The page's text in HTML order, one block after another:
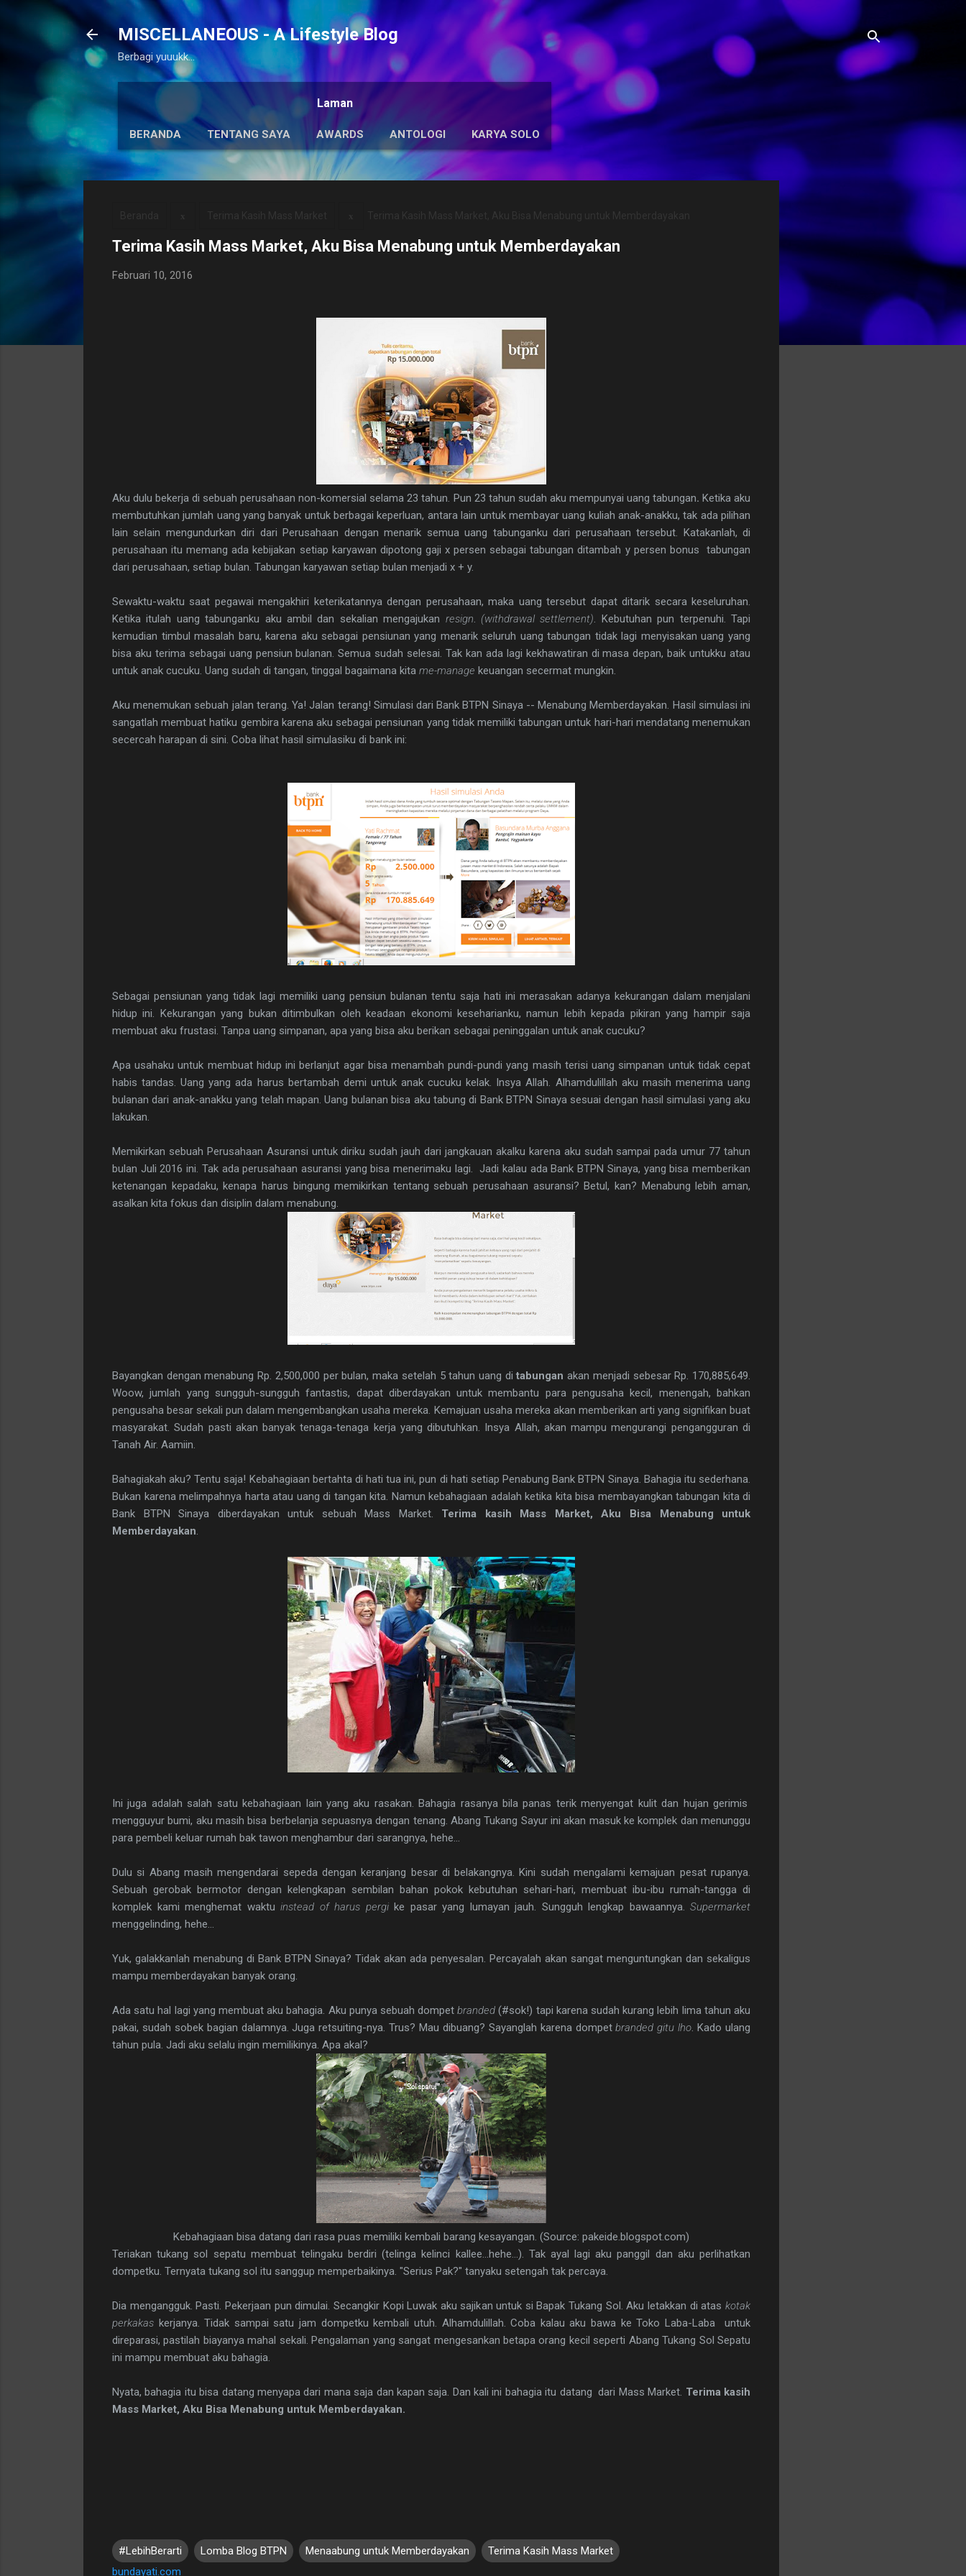
Langsung ke konten utama
MISCELLANEOUS - A Lifestyle Blog
Berbagi yuuukk...
Laman
BERANDA TENTANG SAYA AWARDS ANTOLOGI KARYA SOLO
Terima Kasih Mass Market, Aku Bisa Menabung untuk Memberdayakan
Februari 10, 2016
Aku dulu bekerja di sebuah perusahaan non-komersial selama 23 tahun. Pun 23 tahun sudah aku mempunyai uang tabungan. Ketika aku
membutuhkan jumlah uang yang banyak untuk berbagai keperluan, antara lain untuk membayar uang kuliah anak-anakku, tak ada pilihan
lain selain mengundurkan diri dari Perusahaan dengan menarik semua uang tabunganku dari perusahaan tersebut. Katakanlah, di
perusahaan itu memang ada kebijakan setiap karyawan dipotong gaji x persen sebagai tabungan ditambah y persen bonus tabungan
dari perusahaan, setiap bulan. Tabungan karyawan setiap bulan menjadi x + y.
Sewaktu-waktu saat pegawai mengakhiri keterikatannya dengan perusahaan, maka uang tersebut dapat ditarik secara keseluruhan.
Ketika itulah uang tabunganku aku ambil dan sekalian mengajukan resign (withdrawal settlement) . Kebutuhan pun terpenuhi. Tapi
kemudian timbul masalah baru, karena aku sebagai pensiunan yang menarik seluruh uang tabungan tidak lagi menyisakan uang yang
bisa aku terima sebagai uang pensiun bulanan. Semua sudah selesai. Tak kan ada lagi kekhawatiran di masa depan, baik untukku atau
untuk anak cucuku. Uang sudah di tangan, tinggal bagaimana kita me-manage keuangan secermat mungkin.
Aku menemukan sebuah jalan terang. Ya! Jalan terang! Simulasi dari Bank BTPN Sinaya -- Menabung Memberdayakan. Hasil simulasi ini
sangatlah membuat hatiku gembira karena aku sebagai pensiunan yang tidak memiliki tabungan untuk hari-hari mendatang menemukan
secercah harapan di sini. Coba lihat hasil simulasiku di bank ini:
Sebagai pensiunan yang tidak lagi memiliki uang pensiun bulanan tentu saja hati ini merasakan adanya kekurangan dalam menjalani
hidup ini. Kekurangan yang bukan ditimbulkan oleh keadaan ekonomi keseharianku, namun lebih kepada pikiran yang hampir saja
membuat aku frustasi. Tanpa uang simpanan, apa yang bisa aku berikan sebagai peninggalan untuk anak cucuku?
Apa usahaku untuk membuat hidup ini berlanjut agar bisa menambah pundi-pundi yang masih terisi uang simpanan untuk tidak cepat
habis tandas. Uang yang ada harus bertambah demi untuk anak cucuku kelak. Insya Allah. Alhamdulillah aku masih menerima uang
bulanan dari anak-anakku yang telah mapan. Uang bulanan bisa aku tabung di Bank BTPN Sinaya sesuai dengan hasil simulasi yang aku
lakukan.
Memikirkan sebuah Perusahaan Asuransi untuk diriku sudah jauh dari jangkauan akalku karena aku sudah sampai pada umur 77 tahun
bulan Juli 2016 ini. Tak ada perusahaan asuransi yang bisa menerimaku lagi. Jadi kalau ada Bank BTPN Sinaya, yang bisa memberikan
ketenangan kepadaku, kenapa harus bingung memikirkan tentang sebuah perusahaan asuransi? Betul, kan? Menabung lebih aman,
asalkan kita fokus dan disiplin dalam menabung.
Bayangkan dengan menabung Rp. 2,500,000 per bulan, maka setelah 5 tahun uang ditabungan akan menjadi sebesar Rp. 170,885,649.
Woow, jumlah yang sungguh-sungguh fantastis, dapat diberdayakan untuk membantu para pengusaha kecil, menengah, bahkan
pengusaha besar sekali pun dalam mengembangkan usaha mereka. Kemajuan usaha mereka akan memberikan arti yang signifikan buat
masyarakat. Sudah pasti akan banyak tenaga-tenaga kerja yang dibutuhkan. Insya Allah, akan mampu mengurangi pengangguran di
Tanah Air. Aamiin.
Bahagiakah aku? Tentu saja! Kebahagiaan bertahta di hati tua ini, pun di hati setiap Penabung Bank BTPN Sinaya. Bahagia itu sederhana.
Bukan karena melimpahnya harta atau uang di tangan kita. Namun kebahagiaan adalah ketika kita bisa membayangkan tabungan kita di
Bank BTPN Sinaya diberdayakan untuk sebuah Mass Market. Terima kasih Mass Market,
Aku Bisa Menabung untuk
Memberdayakan
Ini juga adalah salah satu kebahagiaan lain yang aku rasakan. Bahagia rasanya bila panas terik menyengat kulit dan hujan gerimis
mengguyur bumi, aku masih bisa berbelanja sepuasnya dengan tenang. Abang Tukang Sayur ini akan masuk ke komplek dan menunggu
para pembeli keluar rumah bak tawon menghambur dari sarangnya, hehe...
Dulu si Abang masih mengendarai sepeda dengan keranjang besar di belakangnya. Kini sudah mengalami kemajuan pesat rupanya.
Sebuah gerobak bermotor dengan kelengkapan sembilan bahan pokok kebutuhan sehari-hari, membuat ibu-ibu rumah-tangga di
komplek kami menghemat waktu instead of harus pergi ke pasar yang lumayan jauh. Sungguh lengkap bawaannya. Supermarket
menggelinding, hehe...
Yuk, galakkanlah menabung di Bank BTPN Sinaya? Tidak akan ada penyesalan. Percayalah akan sangat menguntungkan dan sekaligus
mampu memberdayakan banyak orang.
Ada satu hal lagi yang membuat aku bahagia. Aku punya sebuah dompetbranded (#sok!) tapi karena sudah kurang lebih lima tahun aku
pakai, sudah sobek bagian dalamnya. Juga retsuiting-nya. Trus? Mau dibuang? Sayanglah karena dompetbranded gitu lho . Kado ulang
tahun pula. Jadi aku selalu ingin memilikinya. Apa akal?
Kebahagiaan bisa datang dari rasa puas memiliki kembali barang kesayangan. (Source: pakeide.blogspot.com)
Teriakan tukang sol sepatu membuat telingaku berdiri (telinga kelinci kallee...hehe...). Tak ayal lagi aku panggil dan aku perlihatkan
dompetku. Ternyata tukang sol itu sanggup memperbaikinya. "Serius Pak?" tanyaku setengah tak percaya.
Dia mengangguk. Pasti. Pekerjaan pun dimulai. Secangkir Kopi Luwak aku sajikan untuk si Bapak Tukang Sol. Aku letakkan di atas kotak
perkakas kerjanya. Tidak sampai satu jam dompetku kembali utuh. Alhamdulillah. Coba kalau aku bawa ke Toko Laba-Laba untuk
direparasi, pastilah biayanya mahal sekali. Pengalaman yang sangat mengesankan betapa orang kecil seperti Abang Tukang Sol Sepatu
ini mampu membuat aku bahagia.
Nyata, bahagia itu bisa datang menyapa dari mana saja dan kapan saja. Dan kali ini bahagia itu datang dari Mass Market. Terima kasih
Mass Market, Aku Bisa Menabung untuk Memberdayakan.
#LebihBerarti Lomba Blog BTPN Menaabung untuk Memberdayakan
Terima Kasih Mass Market
bundayati.com